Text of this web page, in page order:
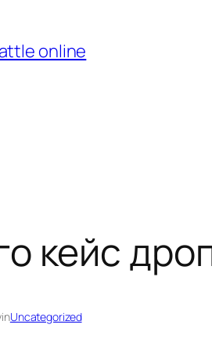
online
кейс
inUncategorized